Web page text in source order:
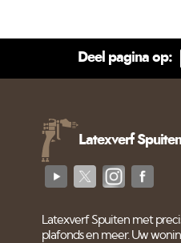
Deel pagina op:
Latexverf
Latexverf Spuiten met
plafonds en meer. Uw